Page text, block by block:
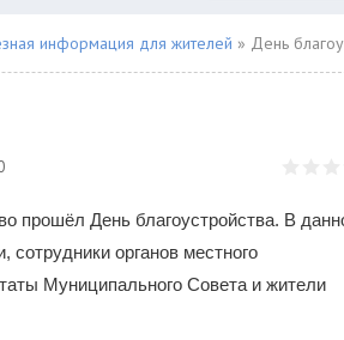
информация для жителей » День
прошёл День благоустройства. В
сотрудники органов местного
Муниципального Совета и жители